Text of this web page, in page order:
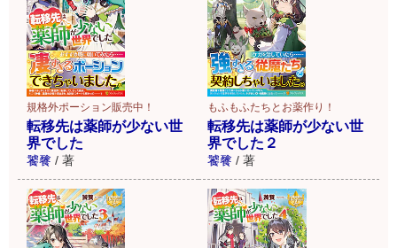
規格外ポーション販売中！
転移先は薬師が少ない世
界でした
饕餮 / 著
もふもふたちとお薬作り！
転移先は薬師が少ない世
界でした２
饕餮 / 著